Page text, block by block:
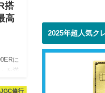
搭
高
に
を満
修行
2025年超人気ク